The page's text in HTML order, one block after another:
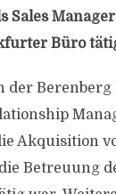
Sales
Büro
der Berenberg
Akquisition
Betreuung